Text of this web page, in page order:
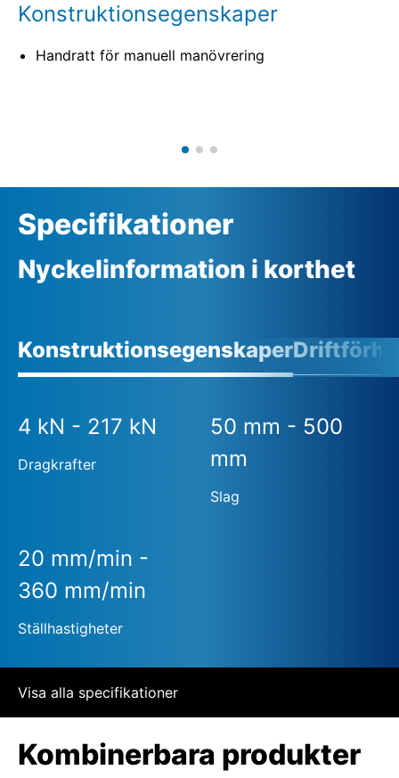
Konstruktionsegenskaper
Handratt för manuell manövrering
Specifikationer
Nyckelinformation i korthet
Konstruktionsegenskaper
4 kN - 217 kN
Dragkrafter
50 mm - 500
mm
Slag
20 mm/min -
360 mm/min
Ställhastigheter
Visa alla specifikationer
Kombinerbara produkter